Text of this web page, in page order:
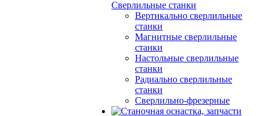
Сверлильные станки
Вертикально сверлильные
станки
Магнитные сверлильные
станки
Настольные сверлильные
станки
Радиально сверлильные
станки
Сверлильно-фрезерные